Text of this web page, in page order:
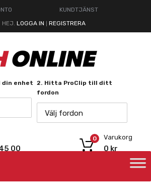
KUNDTJÄNST
HEJ. LOGGA IN REGISTRERA
enhet 2. Hitta ProClip till ditt
fordon
Välj fordon
00
Varukorg
0 kr
0